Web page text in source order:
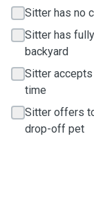
Sitter has no
Sitter has
backyard
Sitter
time
Sitter offers
drop-off pet